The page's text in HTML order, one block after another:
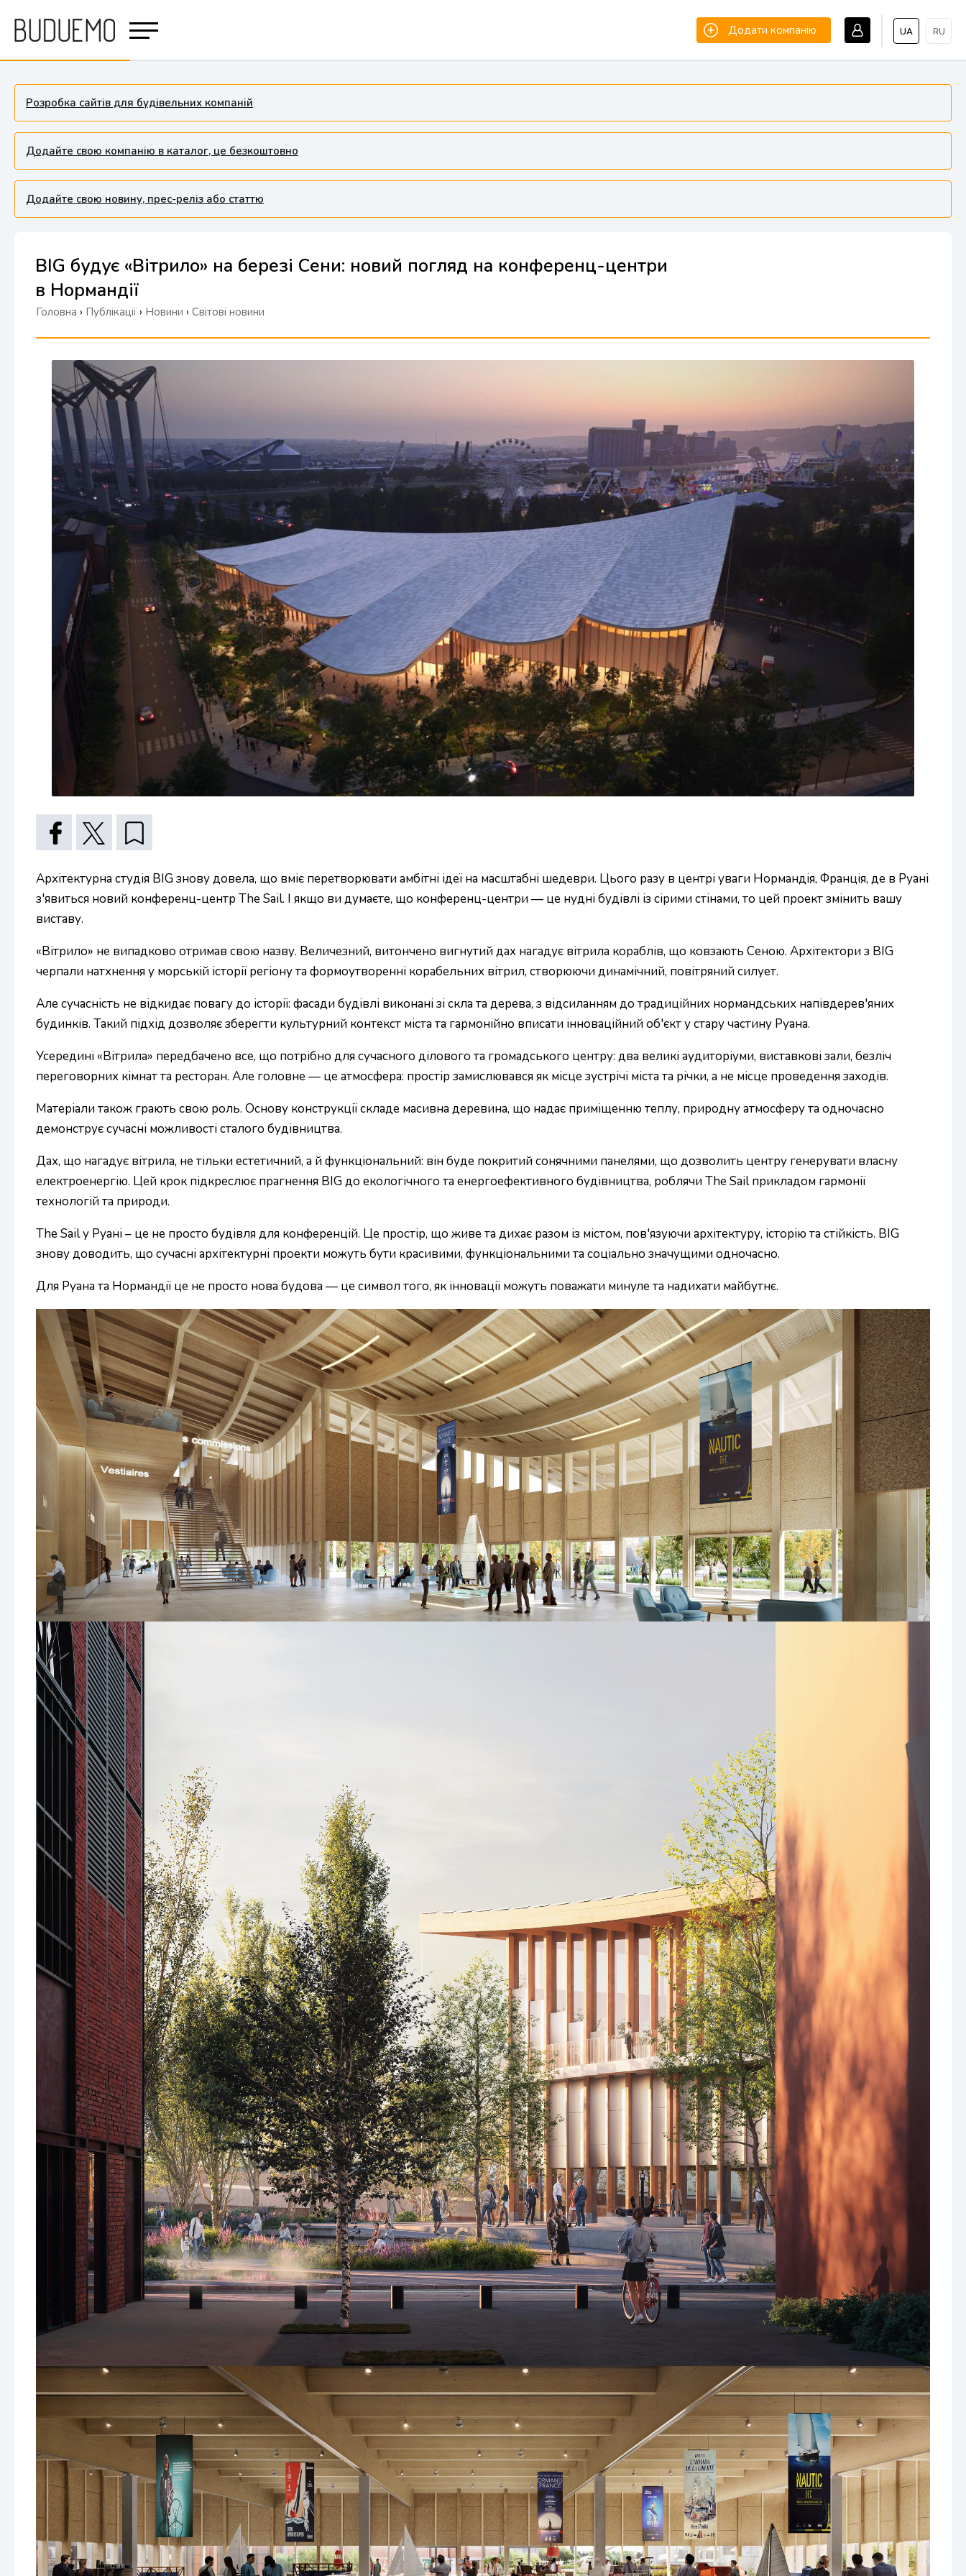
UA RU
Додати компанію
Розробка сайтів для будівельних компаній
Додайте свою компанію в каталог, це безкоштовно
Додайте свою новину, прес-реліз або статтю
BIG будує «Вітрило» на березі Сени: новий погляд на конференц-центри
в Нормандії
Головна › Публікації › Новини › Світові новини
Архітектурна студія BIG знову довела, що вміє перетворювати амбітні ідеї на масштабні шедеври. Цього разу в центрі уваги Нормандія, Франція, де в Руані
з'явиться новий конференц-центр The Sail. І якщо ви думаєте, що конференц-центри — це нудні будівлі із сірими стінами, то цей проект змінить вашу
виставу.
«Вітрило» не випадково отримав свою назву. Величезний, витончено вигнутий дах нагадує вітрила кораблів, що ковзають Сеною. Архітектори з BIG
черпали натхнення у морській історії регіону та формоутворенні корабельних вітрил, створюючи динамічний, повітряний силует.
Але сучасність не відкидає повагу до історії: фасади будівлі виконані зі скла та дерева, з відсиланням до традиційних нормандських напівдерев'яних
будинків. Такий підхід дозволяє зберегти культурний контекст міста та гармонійно вписати інноваційний об'єкт у стару частину Руана.
Усередині «Вітрила» передбачено все, що потрібно для сучасного ділового та громадського центру: два великі аудиторіуми, виставкові зали, безліч
переговорних кімнат та ресторан. Але головне — це атмосфера: простір замислювався як місце зустрічі міста та річки, а не місце проведення заходів.
Матеріали також грають свою роль. Основу конструкції складе масивна деревина, що надає приміщенню теплу, природну атмосферу та одночасно
демонструє сучасні можливості сталого будівництва.
Дах, що нагадує вітрила, не тільки естетичний, а й функціональний: він буде покритий сонячними панелями, що дозволить центру генерувати власну
електроенергію. Цей крок підкреслює прагнення BIG до екологічного та енергоефективного будівництва, роблячи The Sail прикладом гармонії
технологій та природи.
The Sail у Руані – це не просто будівля для конференцій. Це простір, що живе та дихає разом із містом, пов'язуючи архітектуру, історію та стійкість. BIG
знову доводить, що сучасні архітектурні проекти можуть бути красивими, функціональними та соціально значущими одночасно.
Для Руана та Нормандії це не просто нова будова — це символ того, як інновації можуть поважати минуле та надихати майбутнє.